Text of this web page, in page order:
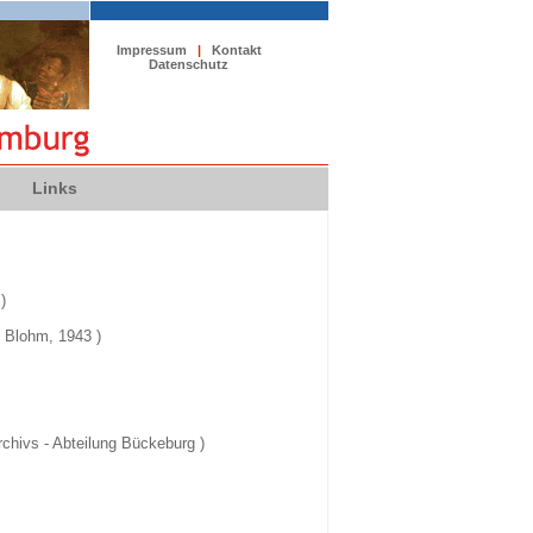
Impressum |
Kontakt
Datenschutz
Links
1943 )
- Abteilung Bückeburg )